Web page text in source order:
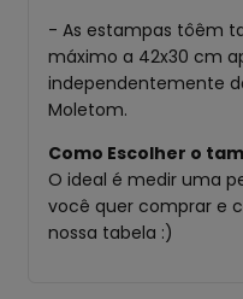
- As estampas tôêm
máximo a 42x30 cm
independentemente
Moletom.
Como Escolher o
O ideal é medir uma
você quer comprar e
nossa tabela :)